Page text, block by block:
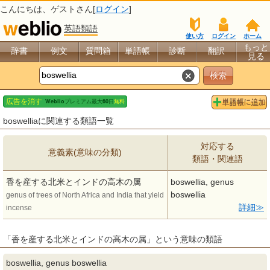
こんにちは、 ゲスト さん[ログイン]
英語類語
ホーム
ログイン
使い方
辞書 例文 質問箱 単語帳 診断 翻訳
もっと
見る
boswelliaに関連する類語一覧
意義素(意味の分類)
対応する
類語・関連語
香を産する北米とインドの高木の属
genus of trees of North Africa and India that yield
incense
boswellia, genus
boswellia
詳細
「香を産する北米とインドの高木の属」という意味の類語
boswellia, genus boswellia